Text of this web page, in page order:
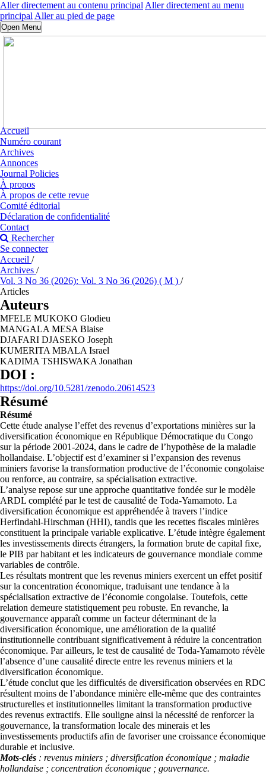
Aller directement au contenu principal Aller directement au menu
principal Aller au pied de page
Open Menu
Accueil
Numéro courant
Archives
Annonces
Journal Policies
À propos
À propos de cette revue
Comité éditorial
Déclaration de confidentialité
Contact
Rechercher
Se connecter
Accueil /
Archives /
Vol. 3 No 36 (2026): Vol. 3 No 36 (2026) ( M ) /
Articles
Auteurs
MFELE MUKOKO Glodieu
MANGALA MESA Blaise
DJAFARI DJASEKO Joseph
KUMERITA MBALA Israel
KADIMA TSHISWAKA Jonathan
DOI :
https://doi.org/10.5281/zenodo.20614523
Résumé
Résumé
Cette étude analyse l’effet des revenus d’exportations minières sur la
diversification économique en République Démocratique du Congo
sur la période 2001-2024, dans le cadre de l’hypothèse de la maladie
hollandaise. L’objectif est d’examiner si l’expansion des revenus
miniers favorise la transformation productive de l’économie congolaise
ou renforce, au contraire, sa spécialisation extractive.
L’analyse repose sur une approche quantitative fondée sur le modèle
ARDL complété par le test de causalité de Toda-Yamamoto. La
diversification économique est appréhendée à travers l’indice
Herfindahl-Hirschman (HHI), tandis que les recettes fiscales minières
constituent la principale variable explicative. L’étude intègre également
les investissements directs étrangers, la formation brute de capital fixe,
le PIB par habitant et les indicateurs de gouvernance mondiale comme
variables de contrôle.
Les résultats montrent que les revenus miniers exercent un effet positif
sur la concentration économique, traduisant une tendance à la
spécialisation extractive de l’économie congolaise. Toutefois, cette
relation demeure statistiquement peu robuste. En revanche, la
gouvernance apparaît comme un facteur déterminant de la
diversification économique, une amélioration de la qualité
institutionnelle contribuant significativement à réduire la concentration
économique. Par ailleurs, le test de causalité de Toda-Yamamoto révèle
l’absence d’une causalité directe entre les revenus miniers et la
diversification économique.
L’étude conclut que les difficultés de diversification observées en RDC
résultent moins de l’abondance minière elle-même que des contraintes
structurelles et institutionnelles limitant la transformation productive
des revenus extractifs. Elle souligne ainsi la nécessité de renforcer la
gouvernance, la transformation locale des minerais et les
investissements productifs afin de favoriser une croissance économique
durable et inclusive.
Mots-clés : revenus miniers ; diversification économique ; maladie
hollandaise ; concentration économique ; gouvernance.